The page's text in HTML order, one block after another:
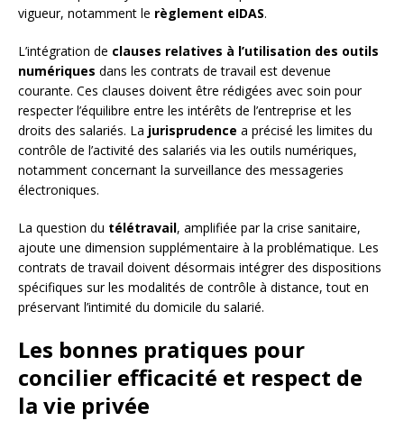
vigueur, notamment le règlement eIDAS.
L’intégration de clauses relatives à l’utilisation des outils
numériques dans les contrats de travail est devenue
courante. Ces clauses doivent être rédigées avec soin pour
respecter l’équilibre entre les intérêts de l’entreprise et les
droits des salariés. La jurisprudence a précisé les limites du
contrôle de l’activité des salariés via les outils numériques,
notamment concernant la surveillance des messageries
électroniques.
La question du télétravail, amplifiée par la crise sanitaire,
ajoute une dimension supplémentaire à la problématique. Les
contrats de travail doivent désormais intégrer des dispositions
spécifiques sur les modalités de contrôle à distance, tout en
préservant l’intimité du domicile du salarié.
Les bonnes pratiques pour
concilier efficacité et respect de
la vie privée